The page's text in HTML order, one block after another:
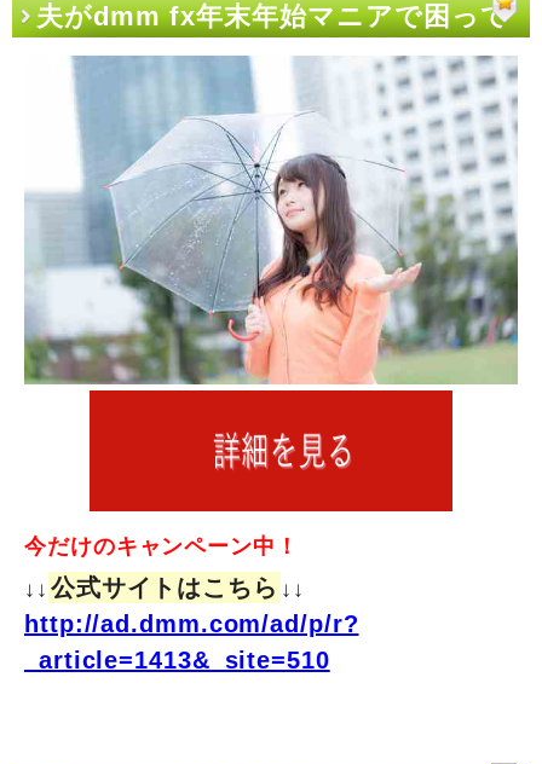
夫がdmm fx年末年始マニアで困って
ます
今だけのキャンペーン中！
↓↓ 公式サイトはこちら ↓↓
http://ad.dmm.com/ad/p/r?
_article=1413&_site=510